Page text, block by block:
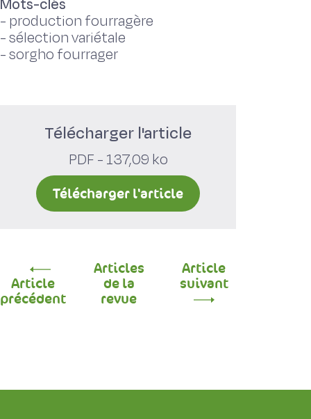
Mots-clés
- production fourragère
-sélection variétale
-sorgho fourrager
Télécharger l'article
PDF - 137,09 ko
Télécharger l'article
Article
précédent
Articles
de la
revue
Article
suivant